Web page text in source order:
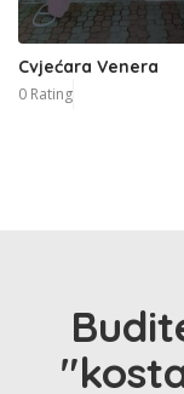
Cvjećara Venera
0 Rating